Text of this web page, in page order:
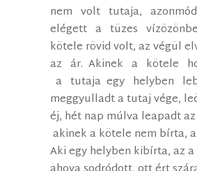
nem volt tutaja,
elégett a tüzes
kötele rövid volt, az végül
az ár. Akinek a kötele
a tutaja egy helyben
meggyulladt a tutaj vége,
éj, hét nap múlva leapadt
akinek a kötele nem bírta,
Aki egy helyben kibírta, az